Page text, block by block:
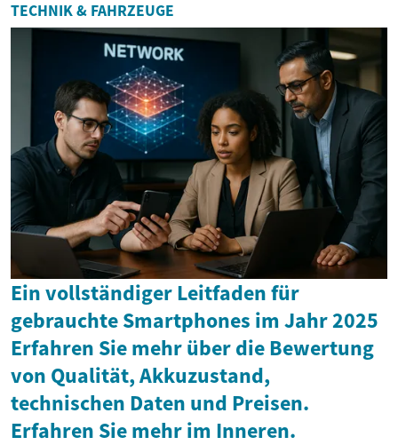
TECHNIK & FAHRZEUGE
Ein vollständiger Leitfaden für
gebrauchte Smartphones im Jahr 2025
Erfahren Sie mehr über die Bewertung
von Qualität, Akkuzustand,
technischen Daten und Preisen.
Erfahren Sie mehr im Inneren.